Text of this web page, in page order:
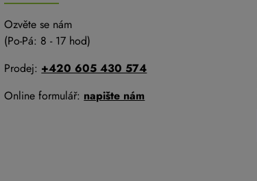
Ozvěte se nám
(Po-Pá: 8 - 17 hod)
Prodej: +420 605 430 574
Online formulář: napište nám